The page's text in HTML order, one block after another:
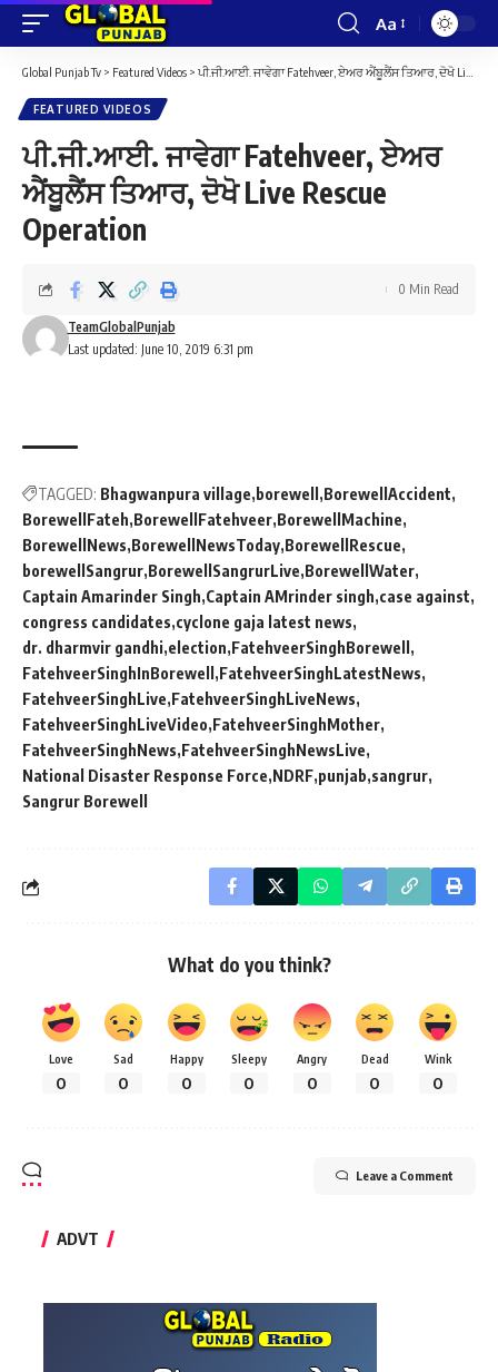
Font
Resizer
Aa
Global Punjab Tv > Featured Videos > ਪੀ.ਜੀ.ਆਈ. ਜਾਵੇਗਾ Fatehveer, ਏਅਰ ਐਂਬੂਲੈਂਸ ਤਿਆਰ, ਦੋਖੋ Live Rescue Operation
FEATURED VIDEOS
ਪੀ.ਜੀ.ਆਈ. ਜਾਵੇਗਾ Fatehveer, ਏਅਰ
ਐਂਬੂਲੈਂਸ ਤਿਆਰ, ਦੋਖੋ Live Rescue
Operation
Last updated: June 10, 2019 6:31 pm
TeamGlobalPunjab
0 Min Read
TAGGED: Bhagwanpura village borewell
BorewellAccident
BorewellFateh BorewellFatehveer BorewellMachine
BorewellNews BorewellNewsToday BorewellRescue
borewellSangrur BorewellSangrurLive BorewellWater
Captain Amarinder Singh Captain AMrinder singh case against
congress candidates cyclone gaja latest news
dr. dharmvir gandhi election FatehveerSinghBorewell
FatehveerSinghInBorewell
FatehveerSinghLatestNews
FatehveerSinghLive FatehveerSinghLiveNews
FatehveerSinghLiveVideo FatehveerSinghMother
FatehveerSinghNews FatehveerSinghNewsLive
National Disaster Response Force NDRF punjab sangrur
Sangrur Borewell
What do you think?
Love
0
Sad
0
Happy
0
Sleepy
0
Angry
0
Dead
0
Wink
0
Leave a Comment
ADVT